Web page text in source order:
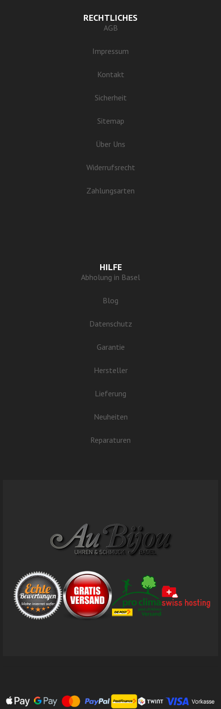
RECHTLICHES
AGB
Impressum
Kontakt
Sicherheit
Sitemap
Über Uns
Widerrufsrecht
Zahlungsarten
HILFE
Abholung in Basel
Blog
Datenschutz
Garantie
Hersteller
Lieferung
Neuheiten
Reparaturen